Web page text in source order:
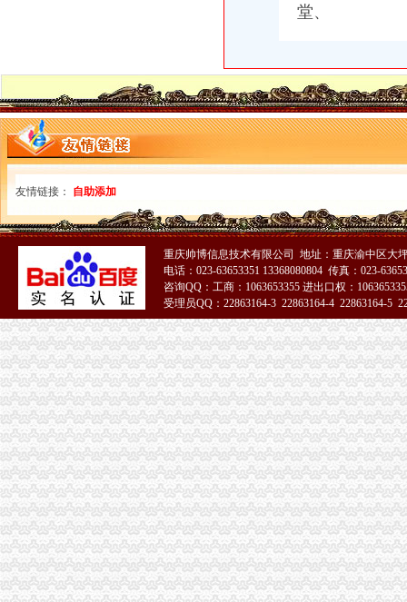
重庆市沙坪坝区妇幼保健院手术室用吊塔_中国招标网_重庆市招标
6月13日莆田市涵江区人民发展服务中心涵购2014[020号]教普仪器
重庆市沙坪坝区妇幼保健院检验科实验家具、供应室家具竞争谈判采
青木关办税务登记证
LT
【镇江上元教育会计培训】遗失税务登记证对企业经营影响大--镇江上
日以内,持有关证件,向税务机关申报办理税务登记。
摸金人（全集）_起点中文网_小说下载
“不生税”是否属于制多生_经济论坛_论坛_天涯社区
井口办税务登记证
《三晋都市报驻地派记者在行动》高考在即,考生好办否?
赫章县财税制度
河南桐柏无证企业采铁矿执法人员被殴昏_中国经济网——国家经
洛居业房地产开发有限公司（以下简称居业公司）因与被申请人新安
河南桐柏无证企业采铁矿执法人员被殴昏_新闻_腾讯网
歌乐山办税务登记证
重庆澳新材料股份有限公司法律意见书_澳新材（）_公告
市民大厅信息大全_平台事件_互金知识_网贷之家
分类广告——凤凰房产北京
武汉民防办地震监测台站远程品牌监控报系统建设项目竞争谈判公
教授杨玲斌福建省霞浦县实验幼儿园副园长-城乡/园林规划-图宝贝文档
大学城办税务登记证
小企业开业办理税务登记需要知道的常识_第1页_四川大学生论坛_院校
北京芍居会计服务、办理税务登记-北京58同城
成都,点燃创业激的地方_滚动_中国网
【石家庄城角税务登记|税务登记证办理|代理税务登记】-石家庄赶集网
宜宾临港开发区大学城职业教育基地-四川理工学院白酒学院项目（二
磁器口办税务登记证
北京办理注册有限公司流程
堂、
友情链接： 自助添加
重庆帅博信息技术有限公司 地址：重庆渝中区大
电话：023-63653351 13368080804 传真：023-
咨询QQ：工商：1063653355 进出口权：
受理员QQ：22863164-3 22863164-4 22863164-5
51La